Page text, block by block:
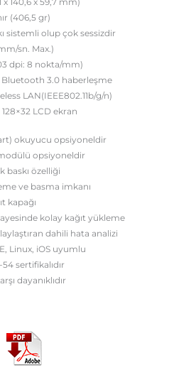
(406,5 gr)
sistemli olup çok sessizdir
sn. Max.)
dpi: 8 nokta/mm)
Bluetooth 3.0 haberleşme
LAN(IEEE802.11b/g/n)
LCD ekran
okuyucu opsiyoneldir
opsiyoneldir
baskı özelliği
ve basma imkanı
kapağı
kolay kağıt yükleme
dahili hata analizi
Linux, iOS uyumlu
54 sertifikalıdır
dayanıklıdır